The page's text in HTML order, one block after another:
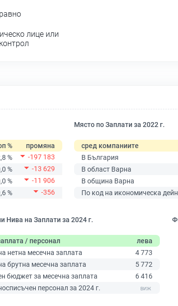
лице или
%
промяна
%
-197 183
%
-13 629
%
-11 906
% -356
Място по Заплати за 2022 г.
сред компаниите
В България
В област Варна
В община Варна
По код на икономическа
Нива на Заплати за 2024 г.
/ персонал
лева
нетна месечна заплата
4 773
брутна месечна заплата
5 772
бюджет за месечна заплата
6 416
персонал за 2024 г.